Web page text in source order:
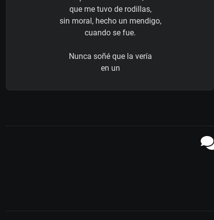
que me tuvo de rodillas,
sin moral, hecho un mendigo,
cuando se fue.
Nunca soñé que la vería
en un